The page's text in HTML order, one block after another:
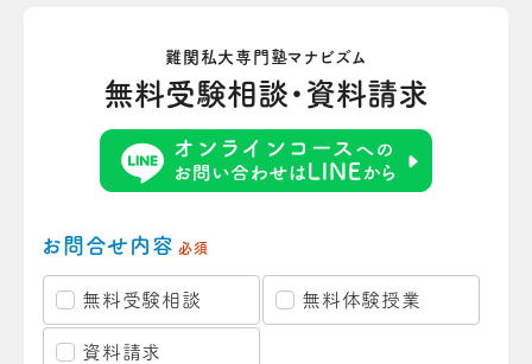
難関私大専門塾マナビズム
無料受験相談・資料請求
お問合せ内容 必須
無料受験相談 無料体験授業
資料請求